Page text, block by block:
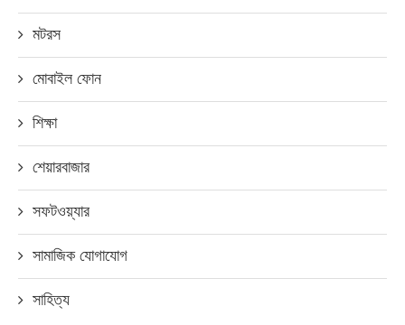
মটরস
মোবাইল ফোন
শিক্ষা
শেয়ারবাজার
সফটওয়্যার
সামাজিক যোগাযোগ
সাহিত্য